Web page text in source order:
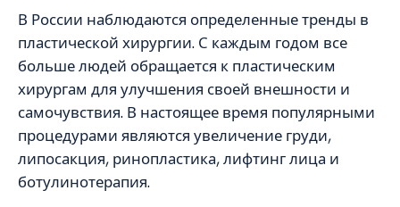
В России наблюдаются определенные тренды в
пластической хирургии. С каждым годом все
больше людей обращается к пластическим
хирургам для улучшения своей внешности и
самочувствия. В настоящее время популярными
процедурами являются увеличение груди,
липосакция, ринопластика, лифтинг лица и
ботулинотерапия.